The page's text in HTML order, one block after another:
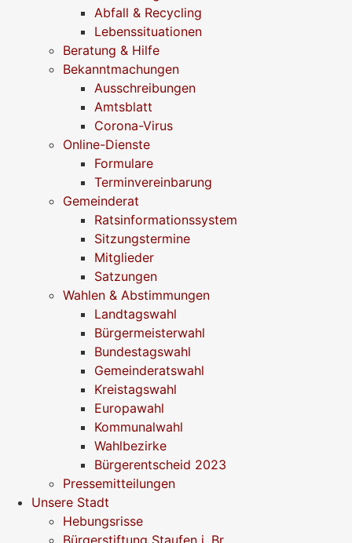
Abfall & Recycling
Lebenssituationen
Beratung & Hilfe
Bekanntmachungen
Ausschreibungen
Amtsblatt
Corona-Virus
Online-Dienste
Formulare
Terminvereinbarung
Gemeinderat
Ratsinformationssystem
Sitzungstermine
Mitglieder
Satzungen
Wahlen & Abstimmungen
Landtagswahl
Bürgermeisterwahl
Bundestagswahl
Gemeinderatswahl
Kreistagswahl
Europawahl
Kommunalwahl
Wahlbezirke
Bürgerentscheid 2023
Pressemitteilungen
Unsere Stadt
Hebungsrisse
Bürgerstiftung Staufen i. Br.